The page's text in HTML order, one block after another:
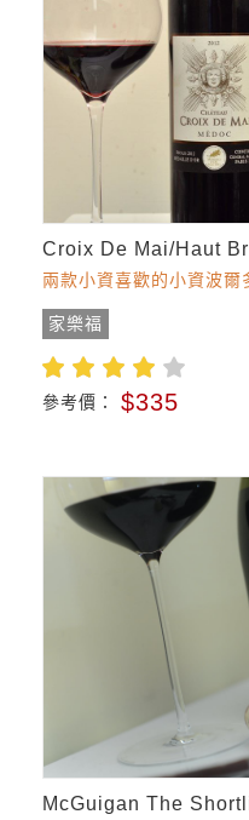
Croix De Mai/Haut
兩款小資喜歡的小資波爾
家樂福
參考價： $335
McGuigan The